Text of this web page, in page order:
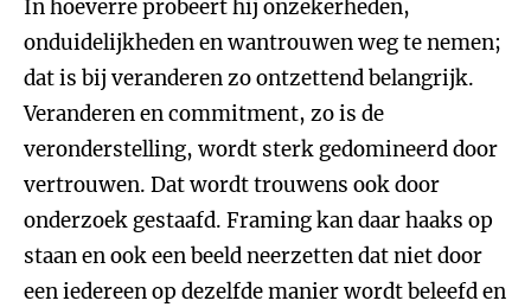
In hoeverre probeert hij onzekerheden,
onduidelijkheden en wantrouwen weg te nemen;
dat is bij veranderen zo ontzettend belangrijk.
Veranderen en commitment, zo is de
veronderstelling, wordt sterk gedomineerd door
vertrouwen. Dat wordt trouwens ook door
onderzoek gestaafd. Framing kan daar haaks op
staan en ook een beeld neerzetten dat niet door
een iedereen op dezelfde manier wordt beleefd en